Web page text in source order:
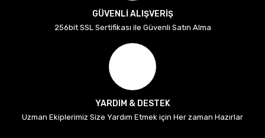
GÜVENLİ ALIŞVERİŞ
256bit SSL Sertifikası ile Güvenli Satın Alma
YARDIM & DESTEK
Uzman Ekiplerimiz Size Yardım Etmek için Her zaman Hazırlar